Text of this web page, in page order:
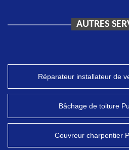
AUTRES
Réparateur installateur de
Bâchage de toiture
Couvreur charpentier